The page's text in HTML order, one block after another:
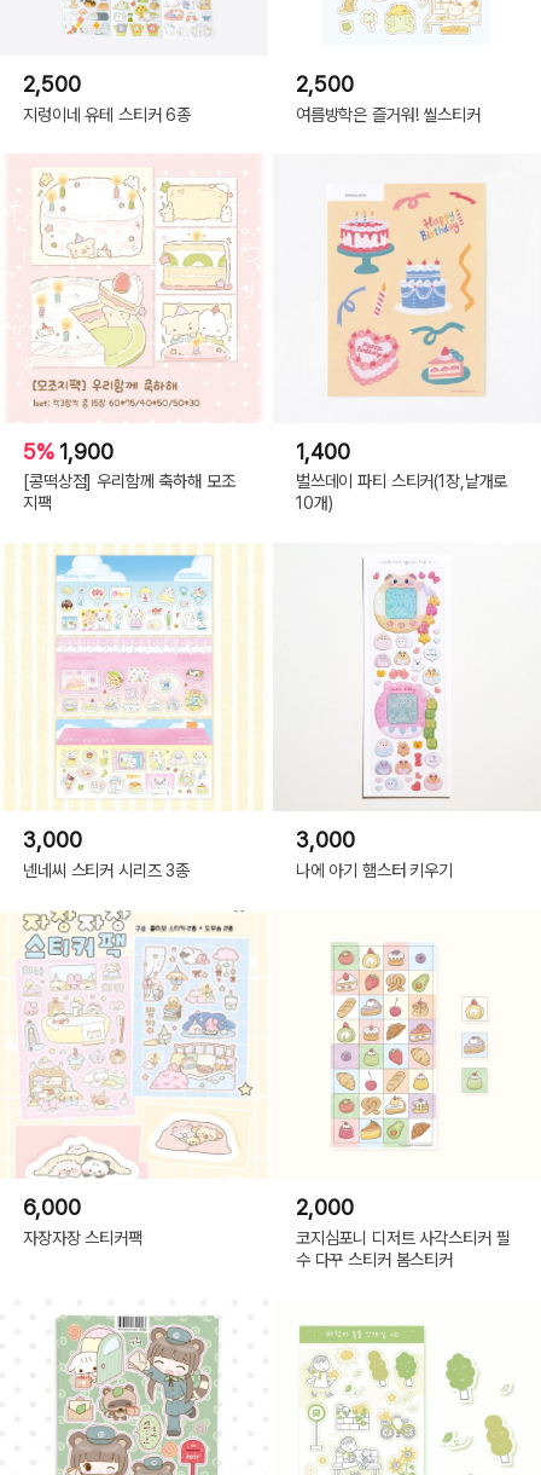
2,500
지렁이네 유테 스티커 6종
2,500
여름방학은 즐거워! 씰스티커
5% 1,900
[콩떡상점] 우리함께 축하해 모조
지팩
1,400
벌쓰데이 파티 스티커(1장,낱개로
10개)
3,000
넨네씨 스티커 시리즈 3종
3,000
나에 아기 햄스터 키우기
6,000
자장자장 스티커팩
2,000
코지심포니 디저트 사각스티커 필
수 다꾸 스티커 봄스티커